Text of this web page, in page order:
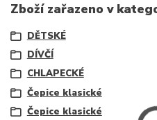
Zboží zařazeno v
DĚTSKÉ
DÍVČÍ
CHLAPECKÉ
Čepice klasické
Čepice klasické